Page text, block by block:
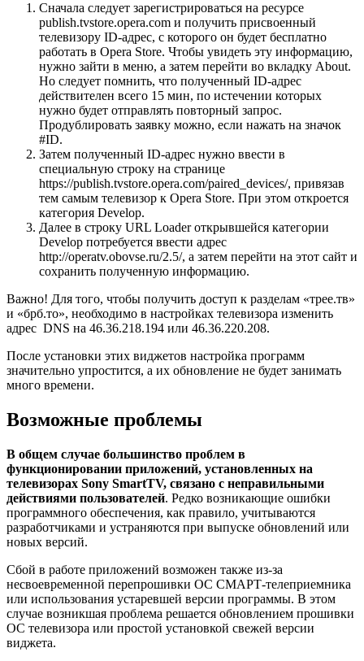
Сначала следует зарегистрироваться на ресурсе
publish.tvstore.opera.com и получить присвоенный
телевизору ID-адрес, с которого он будет бесплатно
работать в Opera Store. Чтобы увидеть эту информацию,
нужно зайти в меню, а затем перейти во вкладку About.
Но следует помнить, что полученный ID-адрес
действителен всего 15 мин, по истечении которых
нужно будет отправлять повторный запрос.
Продублировать заявку можно, если нажать на значок
#ID.
Затем полученный ID-адрес нужно ввести в
специальную строку на странице
https://publish.tvstore.opera.com/paired_devices/, привязав
тем самым телевизор к Opera Store. При этом откроется
категория Develop.
Далее в строку URL Loader открывшейся категории
Develop потребуется ввести адрес
http://operatv.obovse.ru/2.5/, а затем перейти на этот сайт и
сохранить полученную информацию.
Важно! Для того, чтобы получить доступ к разделам «трее.тв»
и «брб.то», необходимо в настройках телевизора изменить
адрес DNS на 46.36.218.194 или 46.36.220.208.
После установки этих виджетов настройка программ
значительно упростится, а их обновление не будет занимать
много времени.
Возможные проблемы
В общем случае большинство проблем в
функционировании приложений, установленных на
телевизорах Sony SmartTV, связано с неправильными
действиями пользователей. Редко возникающие ошибки
программного обеспечения, как правило, учитываются
разработчиками и устраняются при выпуске обновлений или
новых версий.
Сбой в работе приложений возможен также из-за
несвоевременной перепрошивки ОС СМАРТ-телеприемника
или использования устаревшей версии программы. В этом
случае возникшая проблема решается обновлением прошивки
ОС телевизора или простой установкой свежей версии
виджета.